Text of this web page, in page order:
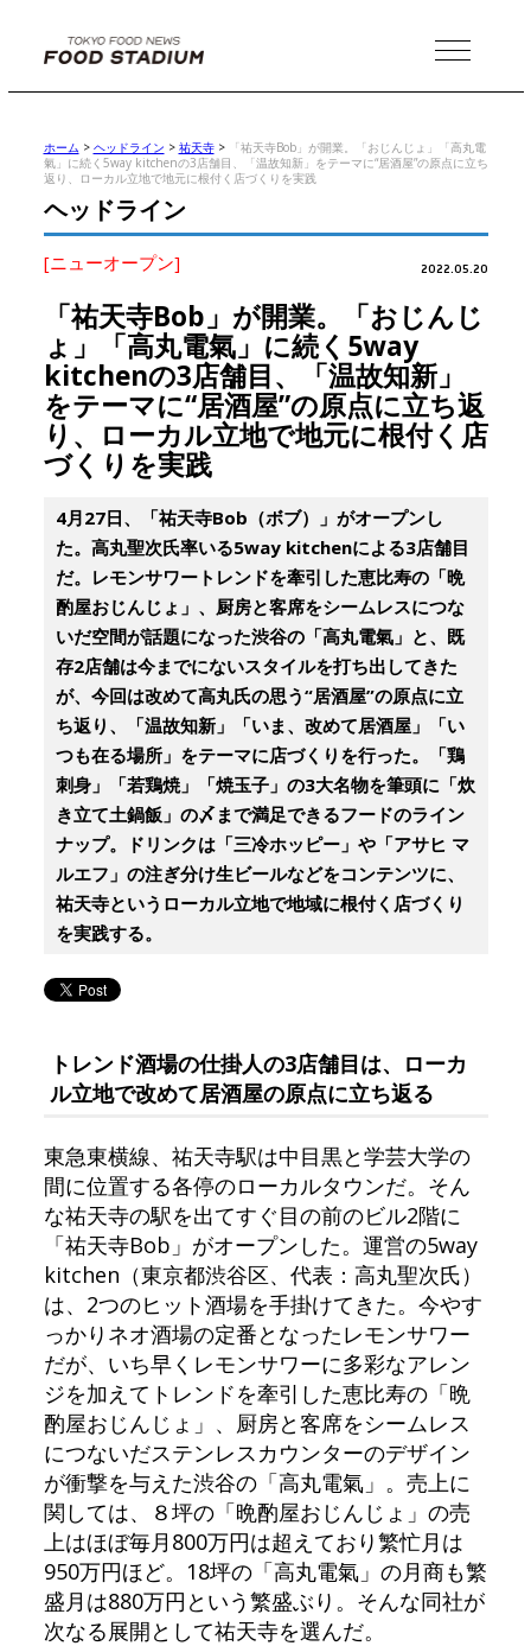
MENU
ホーム > ヘッドライン > 祐天寺>
「祐天寺Bob」が開業。「おじんじょ」「高丸電
氣」に続く5way kitchenの3店舗目、「温故知新」をテーマに“居酒屋”の原点に立ち
返り、ローカル立地で地元に根付く店づくりを実践
ヘッドライン
[ニューオープン] 2022.05.20
「祐天寺Bob」が開業。「おじんじ
ょ」「高丸電氣」に続く5way
kitchenの3店舗目、「温故知新」
をテーマに“居酒屋”の原点に立ち返
り、ローカル立地で地元に根付く店
づくりを実践
4月27日、「祐天寺Bob（ボブ）」がオープンし
た。高丸聖次氏率いる5way kitchenによる3店舗目
だ。レモンサワートレンドを牽引した恵比寿の「晩
酌屋おじんじょ」、厨房と客席をシームレスにつな
いだ空間が話題になった渋谷の「高丸電氣」と、既
存2店舗は今までにないスタイルを打ち出してきた
が、今回は改めて高丸氏の思う“居酒屋”の原点に立
ち返り、「温故知新」「いま、改めて居酒屋」「い
つも在る場所」をテーマに店づくりを行った。「鶏
刺身」「若鶏焼」「焼玉子」の3大名物を筆頭に「炊
き立て土鍋飯」の〆まで満足できるフードのライン
ナップ。ドリンクは「三冷ホッピー」や「アサヒ マ
ルエフ」の注ぎ分け生ビールなどをコンテンツに、
祐天寺というローカル立地で地域に根付く店づくり
を実践する。
トレンド酒場の仕掛人の3店舗目は、ローカ
ル立地で改めて居酒屋の原点に立ち返る
東急東横線、祐天寺駅は中目黒と学芸大学の
間に位置する各停のローカルタウンだ。そん
な祐天寺の駅を出てすぐ目の前のビル2階に
「祐天寺Bob」がオープンした。運営の5way
kitchen（東京都渋谷区、代表：高丸聖次氏）
は、2つのヒット酒場を手掛けてきた。今やす
っかりネオ酒場の定番となったレモンサワー
だが、いち早くレモンサワーに多彩なアレン
ジを加えてトレンドを牽引した恵比寿の「晩
酌屋おじんじょ」、厨房と客席をシームレス
につないだステンレスカウンターのデザイン
が衝撃を与えた渋谷の「高丸電氣」。売上に
関しては、８坪の「晩酌屋おじんじょ」の売
上はほぼ毎月800万円は超えており繁忙月は
950万円ほど。18坪の「高丸電氣」の月商も繁
盛月は880万円という繁盛ぶり。そんな同社が
次なる展開として祐天寺を選んだ。